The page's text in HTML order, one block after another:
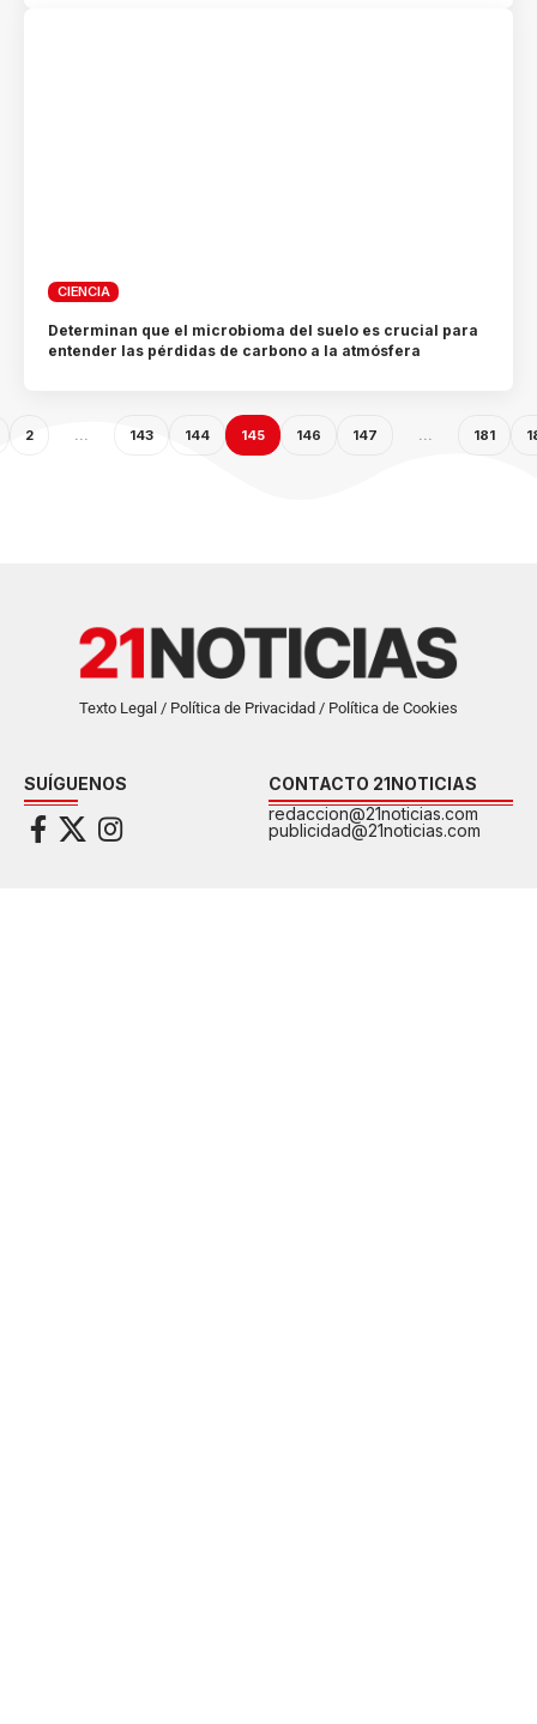
CIENCIA
Determinan que el microbioma del suelo es crucial para
entender las pérdidas de carbono a la atmósfera
2 … 143 144 145 146 147 … 181
Texto Legal / Política de Privacidad / Política de Cookies
SUÍGUENOS
CONTACTO 21NOTICIAS
redaccion@21noticias.com
publicidad@21noticias.com